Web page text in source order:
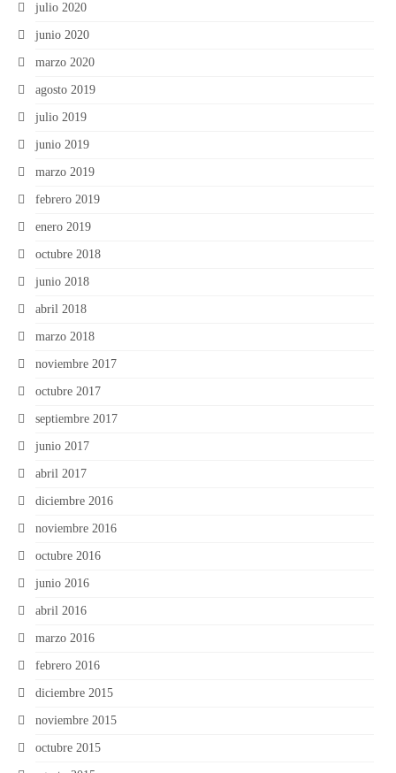
julio 2020
junio 2020
marzo 2020
agosto 2019
julio 2019
junio 2019
marzo 2019
febrero 2019
enero 2019
octubre 2018
junio 2018
abril 2018
marzo 2018
noviembre 2017
octubre 2017
septiembre 2017
junio 2017
abril 2017
diciembre 2016
noviembre 2016
octubre 2016
junio 2016
abril 2016
marzo 2016
febrero 2016
diciembre 2015
noviembre 2015
octubre 2015